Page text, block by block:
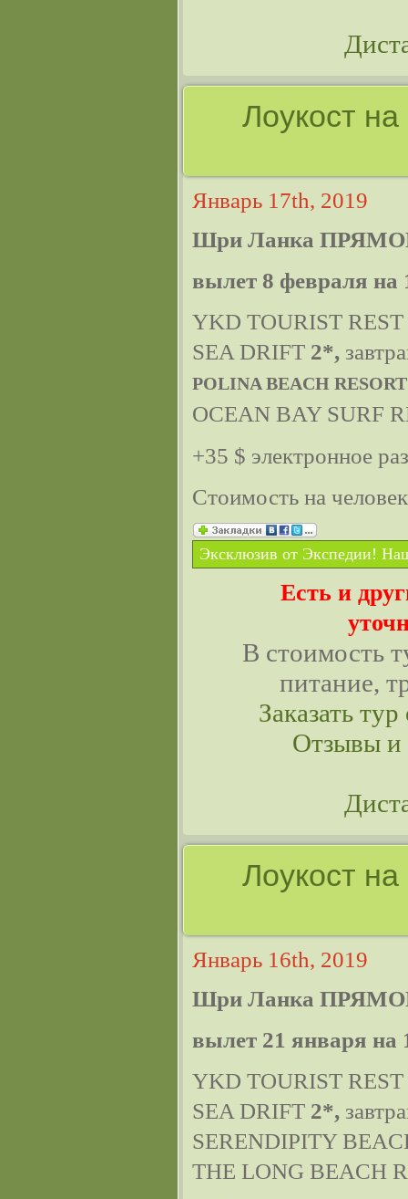
Лоукост
Январь 17th, 2019
Шри Ланка
вылет 8 февраля на
YKD TOURIST REST
SEA DRIFT 2*,
POLINA BEACH RESORT
OCEAN BAY SURF
+35 $ электронное
Стоимость на
Эксклюзив от Экспедии!
Есть и
В стоимость
питание,
Заказать
Отзывы и
Лоукост
Январь 16th, 2019
Шри Ланка
вылет 21 января на
YKD TOURIST REST
SEA DRIFT 2*,
SERENDIPITY
THE LONG BEACH